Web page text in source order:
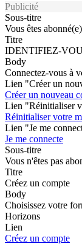
Publicité
Sous-titre
Vous êtes abonné(e)
Titre
IDENTIFIEZ-
Body
Connectez-vous à
Lien "Créer un
Créer un nouveau
Lien "Réinitialiser
Réinitialiser votre
Lien "Je me
Je me connecte
Sous-titre
Vous n'êtes pas
Titre
Créez un compte
Body
Choisissez votre
Horizons
Lien
Créez un compte